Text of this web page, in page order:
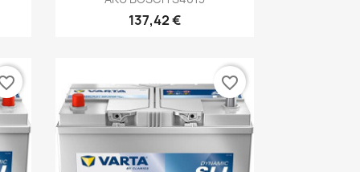
137,42 €
favorite_border